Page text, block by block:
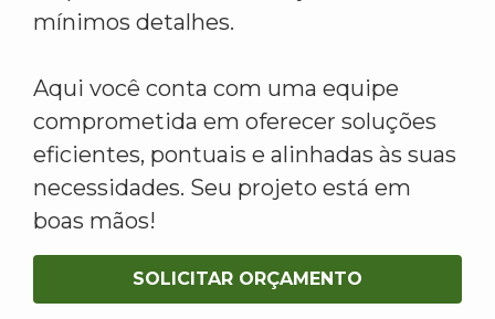
mínimos detalhes.
Aqui você conta com uma equipe
comprometida em oferecer soluções
eficientes, pontuais e alinhadas às suas
necessidades. Seu projeto está em
boas mãos!
SOLICITAR ORÇAMENTO